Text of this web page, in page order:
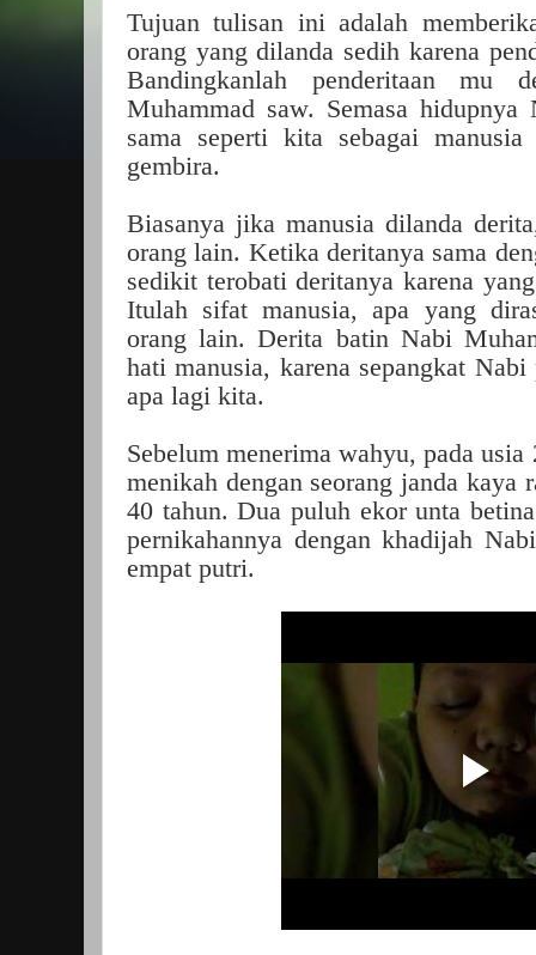
Tujuan tulisan ini adalah
orang yang dilanda sedih karena
Bandingkanlah penderitaan mu
Muhammad saw. Semasa
sama seperti kita sebagai
gembira.
Biasanya jika manusia dilanda
orang lain. Ketika deritanya sama
sedikit terobati deritanya karena
Itulah sifat manusia, apa yang
orang lain. Derita batin Nabi
hati manusia, karena sepangkat
apa lagi kita.
Sebelum menerima wahyu, pada
menikah dengan seorang janda kaya
40 tahun. Dua puluh ekor unta
pernikahannya dengan khadijah
empat putri.